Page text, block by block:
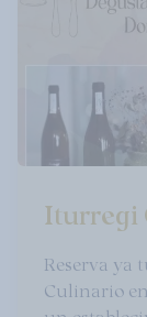
Iturregi
Reserva ya
Culinario